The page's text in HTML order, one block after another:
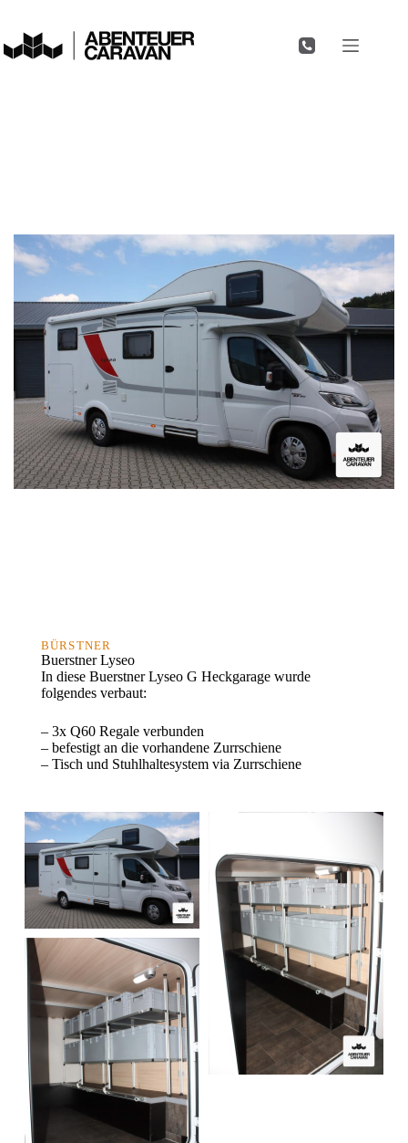
BÜRSTNER
Buerstner Lyseo
In diese Buerstner Lyseo G Heckgarage wurde
folgendes verbaut:
– 3x Q60 Regale verbunden
– befestigt an die vorhandene Zurrschiene
– Tisch und Stuhlhaltesystem via Zurrschiene